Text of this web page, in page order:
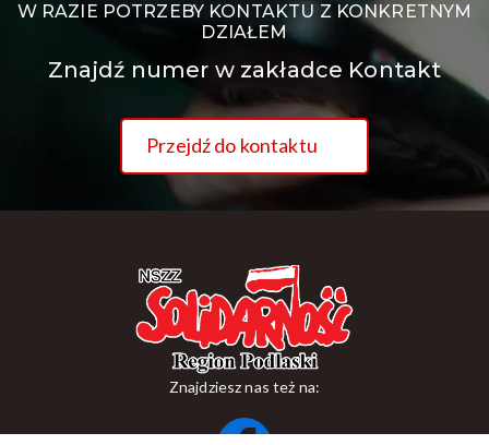
W RAZIE POTRZEBY KONTAKTU Z KONKRETNYM
DZIAŁEM
Znajdź numer w zakładce Kontakt
Przejdź do kontaktu
Znajdziesz nas też na: